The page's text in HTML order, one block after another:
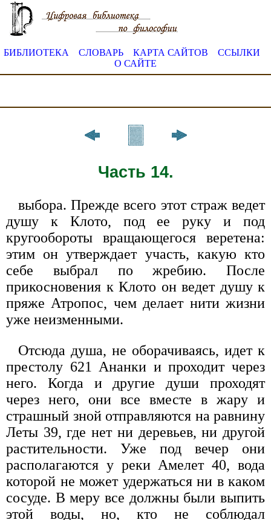
БИБЛИОТЕКА СЛОВАРЬ КАРТА САЙТОВ
ССЫЛКИ
О САЙТЕ
Часть 14.
выбора. Прежде всего этот страж ведет
душу к Клото, под ее руку и под
кругообороты вращающегося веретена:
этим он утверждает участь, какую кто
себе выбрал по жребию. После
прикосновения к Клото он ведет душу к
пряже Атропос, чем делает нити жизни
уже неизменными.
Отсюда душа, не оборачиваясь, идет к
престолу 621 Ананки и проходит через
него. Когда и другие души проходят
через него, они все вместе в жару и
страшный зной отправляются на равнину
Леты 39, где нет ни деревьев, ни другой
растительности. Уже под вечер они
располагаются у реки Амелет 40, вода
которой не может удержаться ни в каком
сосуде. В меру все должны были выпить
этой воды, но, кто не соблюдал